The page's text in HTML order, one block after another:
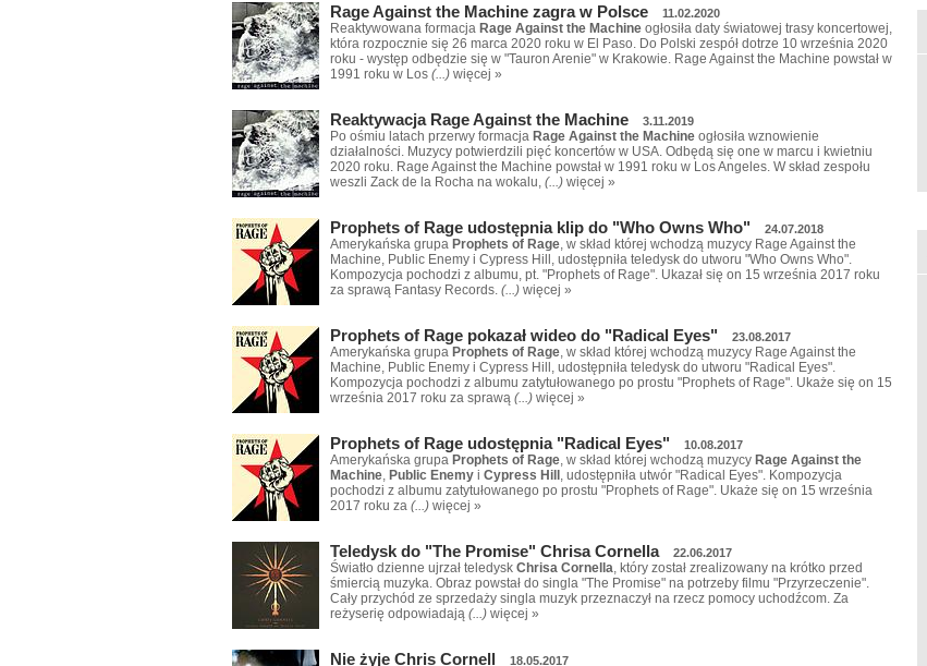
Rage Against the Machine zagra w Polsce 11.02.2020
Reaktywowana formacja Rage Against the Machine ogłosiła daty światowej trasy koncertowej,
która rozpocznie się 26 marca 2020 roku w El Paso. Do Polski zespół dotrze 10 września 2020
roku - występ odbędzie się w "Tauron Arenie" w Krakowie. Rage Against the Machine powstał w
1991 roku w Los (...) więcej »
Reaktywacja Rage Against the Machine 3.11.2019
Po ośmiu latach przerwy formacja Rage Against the Machine ogłosiła wznowienie
działalności. Muzycy potwierdzili pięć koncertów w USA. Odbędą się one w marcu i kwietniu
2020 roku. Rage Against the Machine powstał w 1991 roku w Los Angeles. W skład zespołu
weszli Zack de la Rocha na wokalu, (...) więcej »
Prophets of Rage udostępnia klip do "Who Owns Who" 24.07.2018
Amerykańska grupa Prophets of Rage, w skład której wchodzą muzycy Rage Against the
Machine, Public Enemy i Cypress Hill, udostępniła teledysk do utworu "Who Owns Who".
Kompozycja pochodzi z albumu, pt. "Prophets of Rage". Ukazał się on 15 września 2017 roku
za sprawą Fantasy Records. (...) więcej »
Prophets of Rage pokazał wideo do "Radical Eyes" 23.08.2017
Amerykańska grupa Prophets of Rage, w skład której wchodzą muzycy Rage Against the
Machine, Public Enemy i Cypress Hill, udostępniła teledysk do utworu "Radical Eyes".
Kompozycja pochodzi z albumu zatytułowanego po prostu "Prophets of Rage". Ukaże się on 15
września 2017 roku za sprawą (...) więcej »
Prophets of Rage udostępnia "Radical Eyes" 10.08.2017
Amerykańska grupa Prophets of Rage, w skład której wchodzą muzycy Rage Against the
Machine, Public Enemy i Cypress Hill , udostępniła utwór "Radical Eyes". Kompozycja
pochodzi z albumu zatytułowanego po prostu "Prophets of Rage". Ukaże się on 15 września
2017 roku za (...) więcej »
Teledysk do "The Promise" Chrisa Cornella 22.06.2017
Światło dzienne ujrzał teledysk Chrisa Cornella, który został zrealizowany na krótko przed
śmiercią muzyka. Obraz powstał do singla "The Promise" na potrzeby filmu "Przyrzeczenie".
Cały przychód ze sprzedaży singla muzyk przeznaczył na rzecz pomocy uchodźcom. Za
reżyserię odpowiadają (...) więcej »
Nie żyje Chris Cornell 18.05.2017